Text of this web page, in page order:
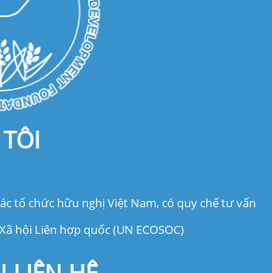
tổ chức hữu nghị Việt Nam, có quy chế tư vấn
hội Liên hợp quốc (UN ECOSOC)